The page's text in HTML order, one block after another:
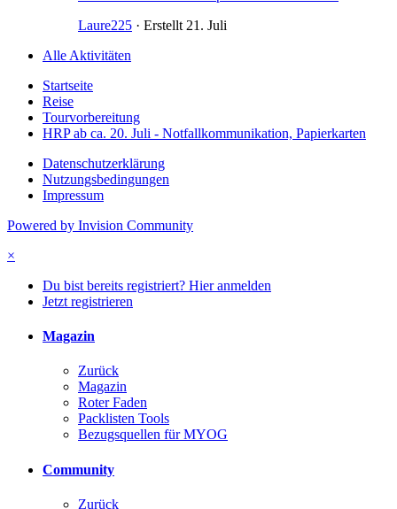
Laure225 · Erstellt 21. Juli
Alle Aktivitäten
Startseite
Reise
Tourvorbereitung
HRP ab ca. 20. Juli - Notfallkommunikation, Papierkarten
Datenschutzerklärung
Nutzungsbedingungen
Impressum
Powered by Invision Community
×
Du bist bereits registriert? Hier anmelden
Jetzt registrieren
Magazin
Zurück
Magazin
Roter Faden
Packlisten Tools
Bezugsquellen für MYOG
Community
Zurück